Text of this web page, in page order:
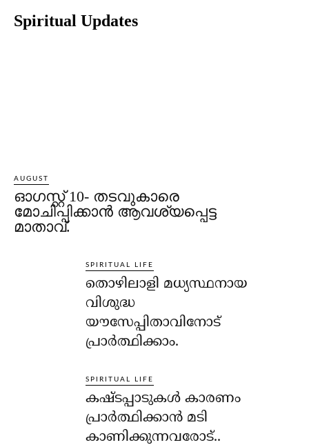
Spiritual Updates
AUGUST
ഓഗസ്റ്റ് 10- തടവുകാരെ
മോചിപ്പിക്കാന്‍ ആവശ്യപ്പെട്ട
മാതാവ്.
SPIRITUAL LIFE
തൊഴിലാളി മധ്യസ്ഥനായ
വിശുദ്ധ
യൗസേപ്പിതാവിനോട്
പ്രാര്‍ത്ഥിക്കാം.
SPIRITUAL LIFE
കഷ്ടപ്പാടുകള്‍ കാരണം
പ്രാര്‍ത്ഥിക്കാന്‍ മടി
കാണിക്കുന്നവരോട്..